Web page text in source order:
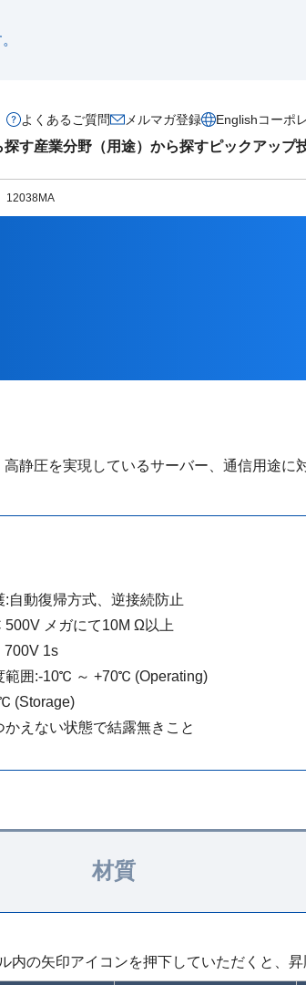
探す産業分野（用途）から探すピックアップ
よくあるご質問 メルマガ登録 Englishコーポ
12038MA
静圧を実現しているサーバー、通信用途に
:自動復帰方式、逆接続防止
500V メガにて10M Ω以上
700V 1s
範囲:-10℃ ～ +70℃ (Operating)
(Storage)
かえない状態で結露無きこと
内の矢印アイコンを押下していただくと、
材質